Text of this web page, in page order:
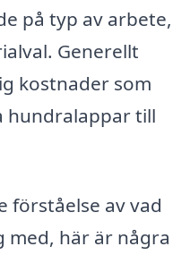
på typ av arbete,
Generellt
kostnader som
hundralappar till
förståelse av vad
med, här är några